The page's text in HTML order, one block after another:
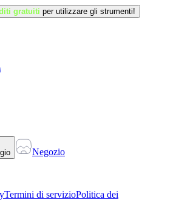
gratuiti per utilizzare gli strumenti!
Negozio
Termini di servizioPolitica dei